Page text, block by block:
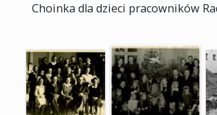
Choinka dla dzieci pracowników